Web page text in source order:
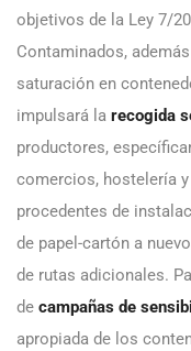
objetivos de la Ley 7/
Contaminados,
saturación en
impulsará la recogida
productores,
comercios, hostelería
procedentes de
de papel-cartón a
de rutas adicionales.
de campañas de
apropiada de los